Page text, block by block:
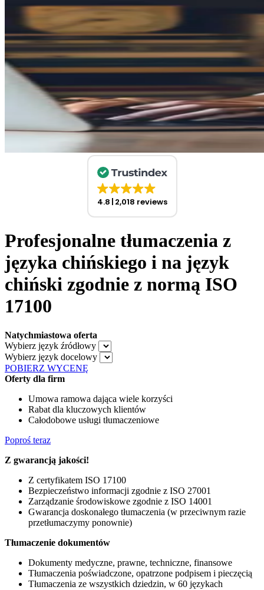
4.8 2,018 reviews
Profesjonalne tłumaczenia z
języka chińskiego i na język
chiński zgodnie z normą ISO
17100
Natychmiastowa oferta
Wybierz język źródłowy
Wybierz język docelowy
POBIERZ WYCENĘ
Oferty dla firm
Umowa ramowa dająca wiele korzyści
Rabat dla kluczowych klientów
Całodobowe usługi tłumaczeniowe
Poproś teraz
Z gwarancją jakości!
Z certyfikatem ISO 17100
Bezpieczeństwo informacji zgodnie z ISO 27001
Zarządzanie środowiskowe zgodnie z ISO 14001
Gwarancja doskonałego tłumaczenia (w przeciwnym razie
przetłumaczymy ponownie)
Tłumaczenie dokumentów
Dokumenty medyczne, prawne, techniczne, finansowe
Tłumaczenia poświadczone, opatrzone podpisem i pieczęcią
Tłumaczenia ze wszystkich dziedzin, w 60 językach